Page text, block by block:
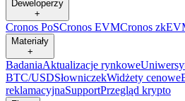
Deweloperzy
+
Cronos PoSCronos EVMCronos
Materiały
+
BadaniaAktualizacje rynkowe
BTC/USDSłowniczekWidżety cenowe
reklamacyjnaSupportPrzegląd krypto